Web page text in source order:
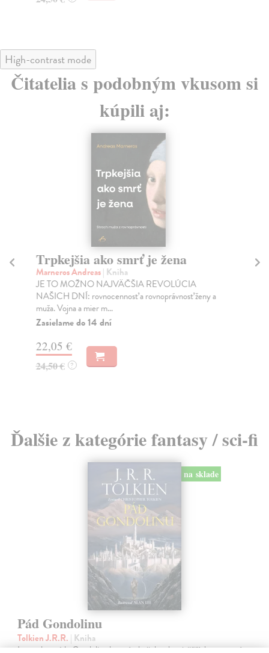
High-contrast mode
Čitatelia s podobným vkusom si
kúpili aj:
Trpkejšia ako smrť je žena
Marneros Andreas| Kniha
JE TO MOŽNO NAJVÄČŠIA REVOLÚCIA
NAŠICH DNÍ: rovnocennosť a rovnoprávnosť ženy a
muža. Vojna a mier m...
Zasielame do 14 dní
22,05 €
24,50 € ?
Ďalšie z kategórie fantasy / sci-fi
na sklade
Pád Gondolinu
Tolkien J.R.R. | Kniha
Legenda o páde Gondolinu hovorí o boji dvoch najväčších mocností